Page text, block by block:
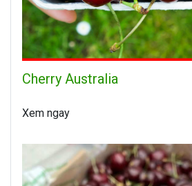
Cherry Australia
Xem ngay